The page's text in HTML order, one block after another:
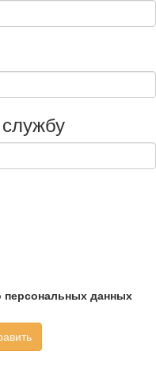
данных